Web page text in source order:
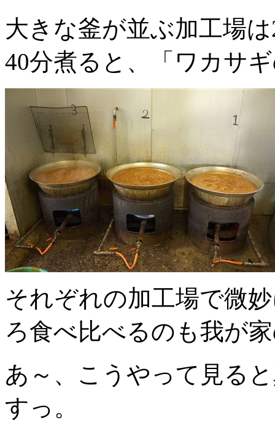
大きな釜が並ぶ加工場
40分煮ると、「ワカサ
それぞれの加工場で微
ろ食べ比べるのも我が
あ～、こうやって見る
すっ。